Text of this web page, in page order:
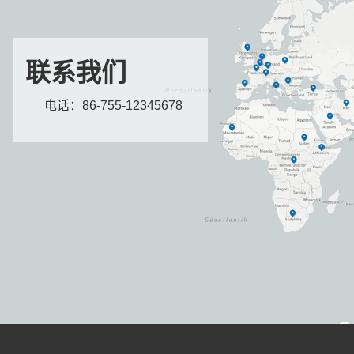
联系我们
电话：86-755-12345678